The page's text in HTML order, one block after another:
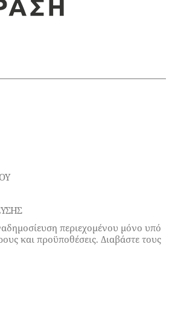
περιεχομένου μόνο υπό
και προϋποθέσεις. Διαβάστε τους